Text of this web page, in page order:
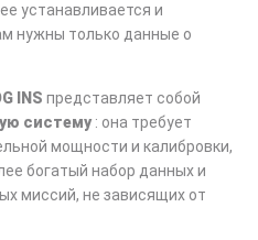
устанавливается и
нужны только данные о
INS представляет собой
систему: она требует
мощности и калибровки,
богатый набор данных и
миссий, не зависящих от